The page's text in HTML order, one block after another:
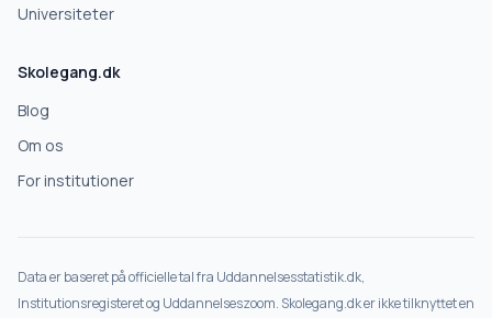
Universiteter
Skolegang.dk
Blog
Om os
For institutioner
Data er baseret på officielle tal fra Uddannelsesstatistik.dk,
Institutionsregisteret og Uddannelseszoom. Skolegang.dk er ikke tilknyttet en